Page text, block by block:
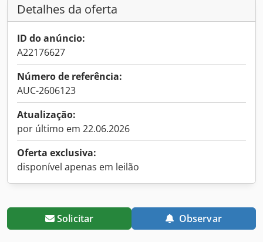
Detalhes da oferta
ID do anúncio:
A22176627
Número de referência:
AUC-2606123
Atualização:
por último em 22.06.2026
Oferta exclusiva:
disponível apenas em leilão
Solicitar Observar